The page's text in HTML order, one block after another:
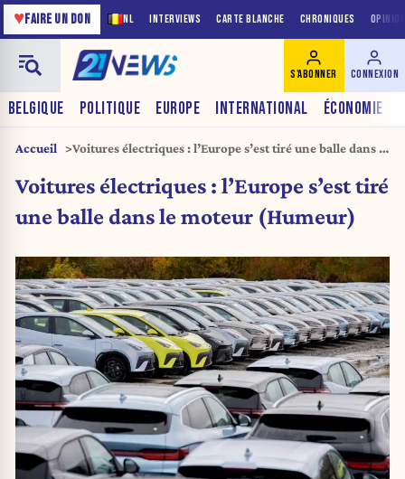
NL INTERVIEWS CARTE BLANCHE CHRONIQUES
♥FAIRE UN DON
BELGIQUE POLITIQUE EUROPE INTERNATIONAL ÉCONOMIE
S'ABONNER CONNEXION
Accueil
Voitures électriques : l’Europe s’est tiré une balle dans le
Voitures électriques : l’Europe s’est tiré
une balle dans le moteur (Humeur)